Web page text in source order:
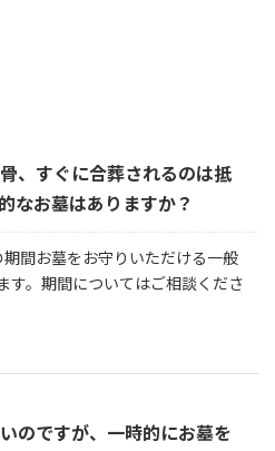
、すぐに合葬されるのは抵
なお墓はありますか？
間お墓をお守りいただける一般
す。期間についてはご相談くださ
のですが、一時的にお墓を